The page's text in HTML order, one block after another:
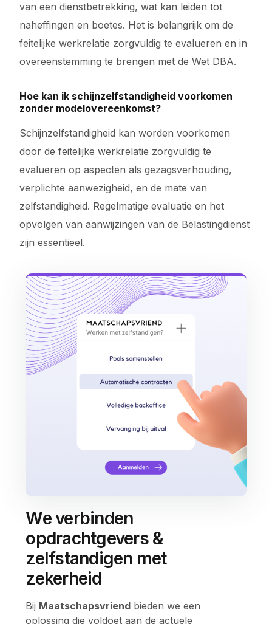
van een dienstbetrekking, wat kan leiden tot
naheffingen en boetes. Het is belangrijk om de
feitelijke werkrelatie zorgvuldig te evalueren en in
overeenstemming te brengen met de Wet DBA.
Hoe kan ik schijnzelfstandigheid voorkomen
zonder modelovereenkomst?
Schijnzelfstandigheid kan worden voorkomen
door de feitelijke werkrelatie zorgvuldig te
evalueren op aspecten als gezagsverhouding,
verplichte aanwezigheid, en de mate van
zelfstandigheid. Regelmatige evaluatie en het
opvolgen van aanwijzingen van de Belastingdienst
zijn essentieel.
We verbinden
opdrachtgevers &
zelfstandigen met
zekerheid
Bij Maatschapsvriend bieden we een
oplossing die voldoet aan de actuele